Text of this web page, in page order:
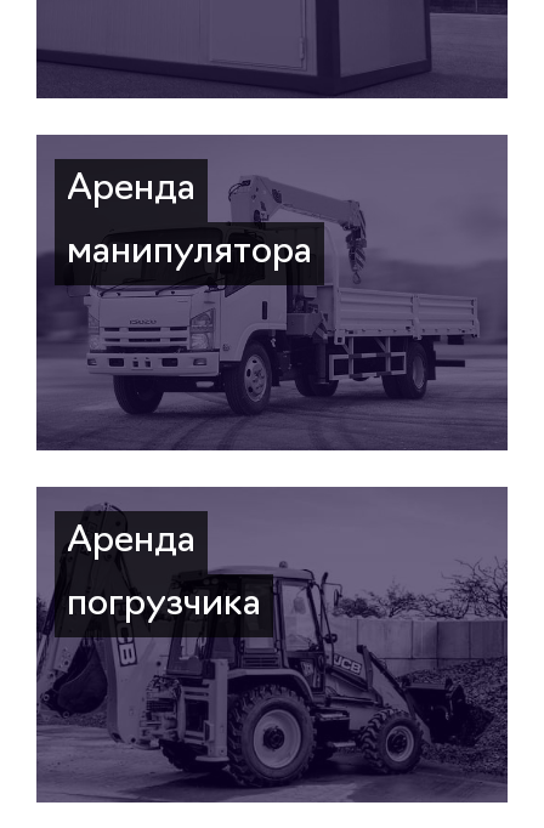
Аренда
манипулятора
Аренда
погрузчика